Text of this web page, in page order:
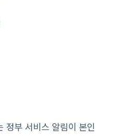
정부 서비스 알림이 본인